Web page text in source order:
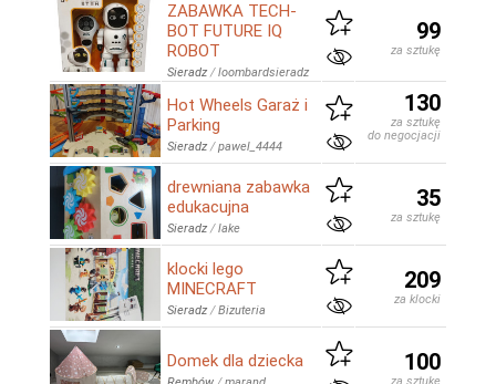
ZABAWKA TECH-
BOT FUTURE IQ
ROBOT
Sieradz /loombardsieradz
99
za sztukę
Hot Wheels Garaż i
Parking
Sieradz /pawel_4444
130
za sztukę
do negocjacji
drewniana zabawka
edukacujna
Sieradz /lake
35
za sztukę
klocki lego
MINECRAFT
Sieradz /Bizuteria
209
za klocki
Domek dla dziecka 100